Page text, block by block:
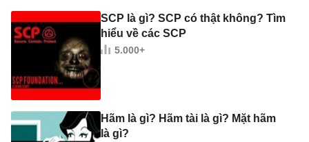
SCP là gì? SCP có thật không? Tìm
hiểu về các SCP
5.000+
Hãm là gì? Hãm tài là gì? Mặt hãm
là gì?